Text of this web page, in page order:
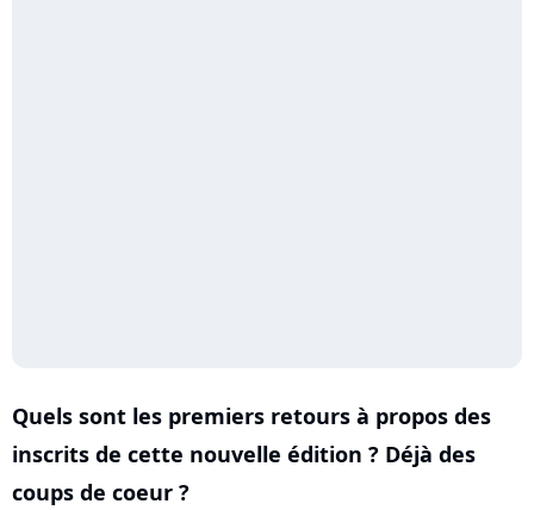
Quels sont les premiers retours à propos des
inscrits de cette nouvelle édition ? Déjà des
coups de coeur ?